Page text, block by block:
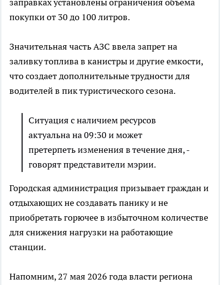
заправках установлены ограничения объема
покупки от 30 до 100 литров.
Значительная часть АЗС ввела запрет на
заливку топлива в канистры и другие емкости,
что создает дополнительные трудности для
водителей в пик туристического сезона.
Ситуация с наличием ресурсов
актуальна на 09:30 и может
претерпеть изменения в течение дня, -
говорят представители мэрии.
Городская администрация призывает граждан и
отдыхающих не создавать панику и не
приобретать горючее в избыточном количестве
для снижения нагрузки на работающие
станции.
Напомним, 27 мая 2026 года власти региона